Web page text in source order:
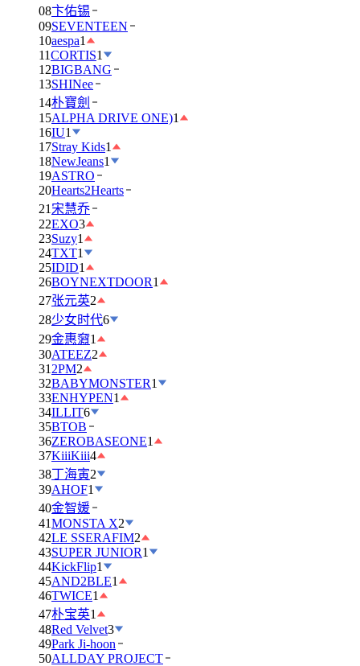
08卞佑锡
09SEVENTEEN
10aespa1
11CORTIS1
12BIGBANG
13SHINee
14朴寶劍
15ALPHA DRIVE ONE)1
16IU1
17Stray Kids1
18NewJeans1
19ASTRO
20Hearts2Hearts
21 宋慧乔
22EXO3
23Suzy1
24TXT1
25IDID1
26BOYNEXTDOOR1
27张元英2
28少女时代6
29金惠奫1
30ATEEZ2
31 2PM2
32BABYMONSTER1
33ENHYPEN1
34ILLIT6
35BTOB
36ZEROBASEONE1
37KiiiKiii4
38丁海寅2
39AHOF1
40金智媛
41MONSTA X2
42LE SSERAFIM2
43SUPER JUNIOR1
44KickFlip1
45AND2BLE1
46TWICE1
47朴宝英1
48Red Velvet3
49Park Ji-hoon
50ALLDAY PROJECT